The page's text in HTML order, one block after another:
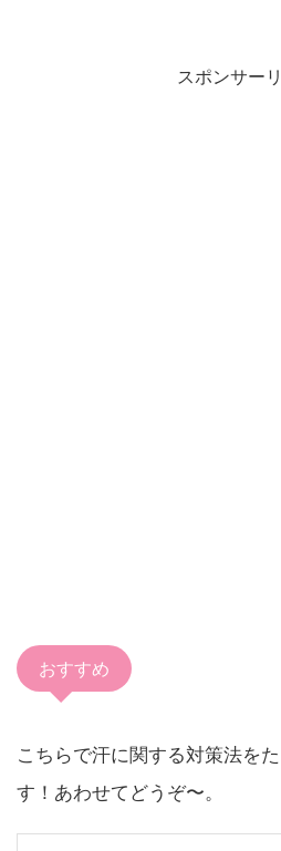
スポンサー
おすすめ
こちらで汗に関する対策法を
す！あわせてどうぞ〜。